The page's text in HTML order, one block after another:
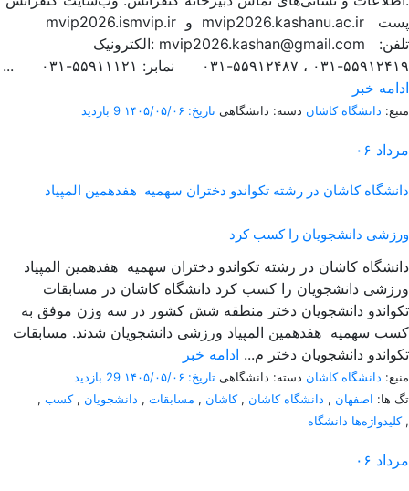
mvip2026.ismvip.ir و mvip2026.kashanu.ac.ir پست
الکترونیک: mvip2026.kashan@gmail.com تلفن:
۵۵۹۱۲۴۱۹-۰۳۱ ، ۵۵۹۱۲۴۸۷-۰۳۱ نمابر: ۵۵۹۱۱۱۲۱-۰۳۱ ...
ادامه خبر
منبع: دانشگاه کاشان دسته: دانشگاهی تاریخ: ۱۴۰۵/۰۵/۰۶ 9 بازدید
۰۶ مرداد
دانشگاه کاشان در رشته تکواندو دختران سهمیه هفدهمین المپیاد
ورزشی دانشجویان را کسب کرد
دانشگاه کاشان در رشته تکواندو دختران سهمیه هفدهمین المپیاد
ورزشی دانشجویان را کسب کرد دانشگاه کاشان در مسابقات
تکواندو دانشجویان دختر منطقه شش کشور در سه وزن موفق به
کسب سهمیه هفدهمین المپیاد ورزشی دانشجویان شدند. مسابقات
تکواندو دانشجویان دختر م... ادامه خبر
منبع: دانشگاه کاشان دسته: دانشگاهی تاریخ: ۱۴۰۵/۰۵/۰۶
29 بازدید
تگ ها: اصفهان , دانشگاه کاشان ,کاشان , مسابقات , دانشجویان ,کسب ,
کلیدواژه‌ها دانشگاه,
۰۶ مرداد